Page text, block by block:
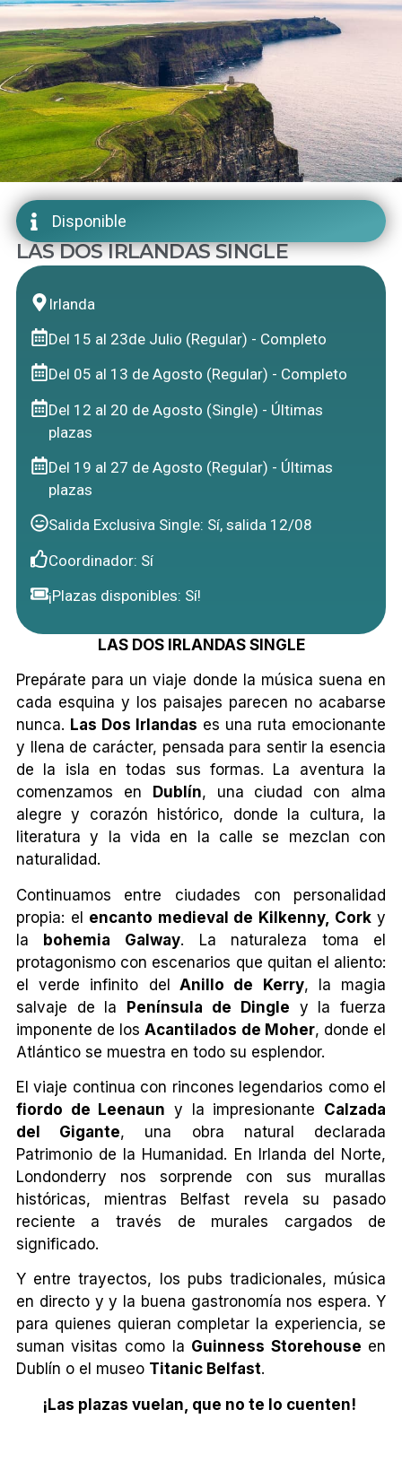
Disponible
LAS DOS IRLANDAS SINGLE
Irlanda
Del 15 al 23de Julio (Regular) - Completo
Del 05 al 13 de Agosto (Regular) - Completo
Del 12 al 20 de Agosto (Single) - Últimas
plazas
Del 19 al 27 de Agosto (Regular) - Últimas
plazas
Salida Exclusiva Single: Sí, salida 12/08
Coordinador: Sí
¡Plazas disponibles: Sí!
LAS DOS IRLANDAS SINGLE
Prepárate para un viaje donde la música suena en
cada esquina y los paisajes parecen no acabarse
nunca. Las Dos Irlandas es una ruta emocionante
y llena de carácter, pensada para sentir la esencia
de la isla en todas sus formas. La aventura la
comenzamos en
Dublín, una ciudad con alma
alegre y corazón histórico, donde la cultura, la
literatura y la vida en la calle se mezclan con
naturalidad.
Continuamos entre ciudades con personalidad
propia: el encanto medieval de Kilkenny, Corky
la bohemia Galway. La naturaleza toma el
protagonismo con escenarios que quitan el aliento:
el verde infinito del Anillo de Kerry, la magia
salvaje de la Península de Dingle y la fuerza
imponente de losAcantilados de Moher, donde el
Atlántico se muestra en todo su esplendor.
El viaje continua con rincones legendarios como el
fiordo de Leenaun y la impresionante Calzada
del Gigante, una obra natural declarada
Patrimonio de la Humanidad. En Irlanda del Norte,
Londonderry nos sorprende con sus murallas
históricas, mientras Belfast revela su pasado
reciente a través de murales cargados de
significado.
Y entre trayectos, los pubs tradicionales, música
en directo y y la buena gastronomía nos espera. Y
para quienes quieran completar la experiencia, se
suman visitas como la Guinness Storehouse en
Dublín o el museo Titanic Belfast.
¡Las plazas vuelan, que no te lo cuenten!